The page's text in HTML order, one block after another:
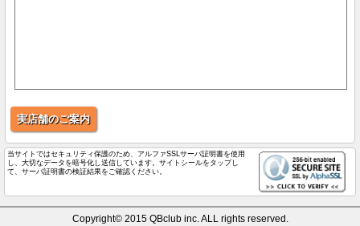
実店舗のご案内
当サイトではセキュリティ保護のため、アルファSSLサーバ証明書を使用
し、大切なデータを暗号化し送信しています。サイトシールをタップし
て、サーバ証明書の検証結果をご確認ください。
Copyright© 2015 QBclub inc. ALL rights reserved.